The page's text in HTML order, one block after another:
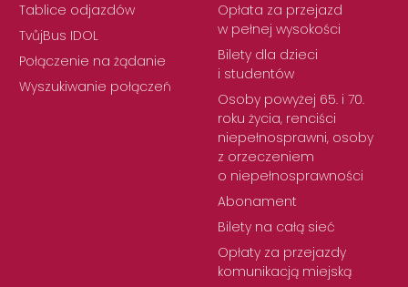
Tablice odjazdów
TvůjBus IDOL
Połączenie na żądanie
Wyszukiwanie połączeń
Opłata za przejazd
w pełnej wysokości
Bilety dla dzieci
i studentów
Osoby powyżej 65. i 70.
roku życia, renciści
niepełnosprawni, osoby
z orzeczeniem
o niepełnosprawności
Abonament
Bilety na całą sieć
Opłaty za przejazdy
komunikacją miejską